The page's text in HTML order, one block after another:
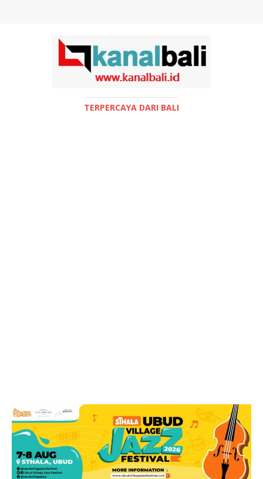
TERPERCAYA DARI BALI